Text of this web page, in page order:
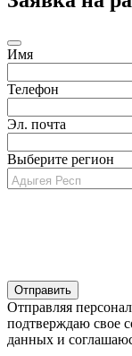
Имя
Телефон
Эл. почта
Выберите регион
Отправляя
подтверждаю свое
данных и